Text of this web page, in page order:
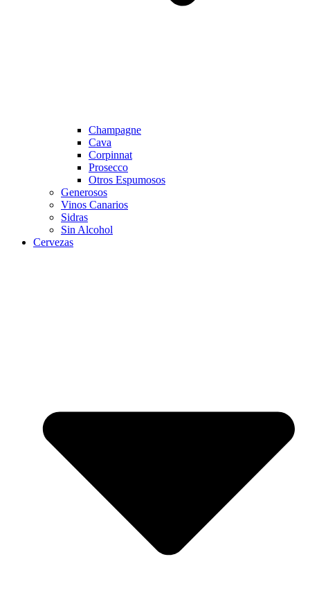
Champagne
Cava
Corpinnat
Prosecco
Otros Espumosos
Generosos
Vinos Canarios
Sidras
Sin Alcohol
Cervezas